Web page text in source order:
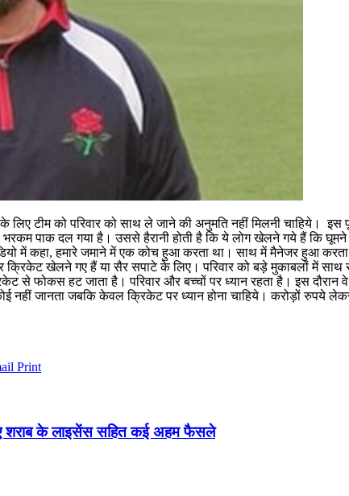
टीम को परिवार को साथ ले जाने की अनुमति नहीं मिलनी चाहिये।
भरकम पाक दल गया है। उससे हैरानी होती है कि ये लोग खेलने गये हैं कि
में कहा, हमारे जमाने में एक कोच हुआ करता था। साथ में मैनेजर हुआ
खेलने गए हैं या सैर सपाटे के लिए। परिवार को बड़े मुकाबलों में
फोकस हट जाता है। परिवार और बच्चों पर ध्यान रहता है। इस दौरान
नहीं जानता जबकि केवल क्रिकेट पर ध्यान होना चाहिये। करोड़ों रुपये
Print
शराब के लाइसेंस सहित कई अहम फैसले